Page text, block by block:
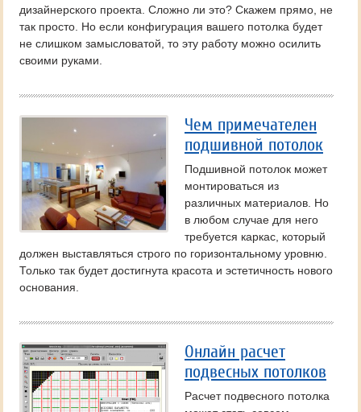
дизайнерского проекта. Сложно ли это? Скажем прямо, не
так просто. Но если конфигурация вашего потолка будет
не слишком замысловатой, то эту работу можно осилить
своими руками.
Чем примечателен
подшивной потолок
Подшивной потолок может
монтироваться из
различных материалов. Но
в любом случае для него
требуется каркас, который
должен выставляться строго по горизонтальному уровню.
Только так будет достигнута красота и эстетичность нового
основания.
Онлайн расчет
подвесных потолков
Расчет подвесного потолка